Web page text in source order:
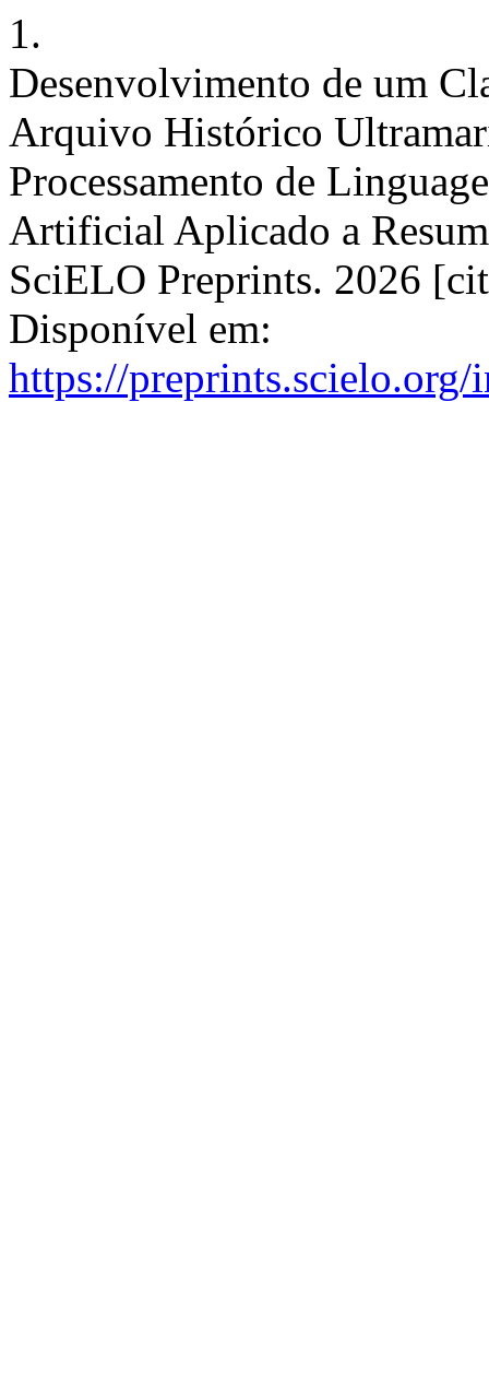
1.
Desenvolvimento de um
Arquivo Histórico
Processamento de
Artificial Aplicado a
SciELO Preprints. 2026
Disponível em:
https://